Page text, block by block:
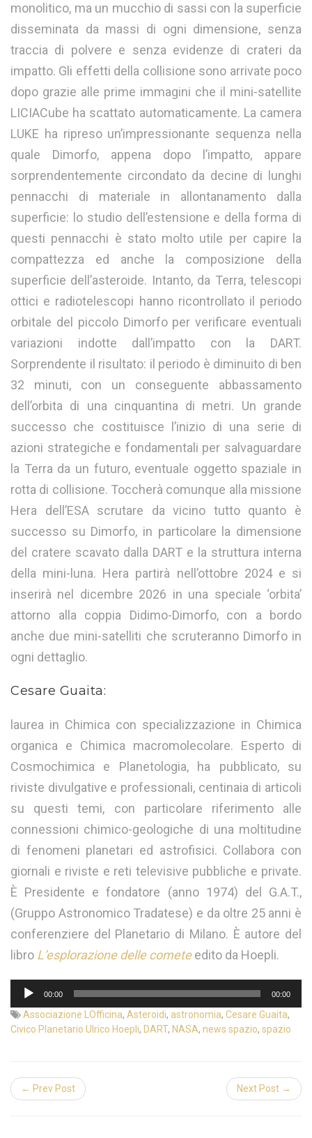
monolitico, ma un mucchio di sassi con la superficie
disseminata da massi di ogni dimensione, senza
traccia di polvere e senza evidenze di crateri da
impatto. Gli effetti della collisione sono arrivate poco
dopo grazie alle prime immagini che il mini-satellite
LICIACube ha scattato automaticamente. La camera
LUKE ha ripreso un’impressionante sequenza nella
quale Dimorfo, appena dopo l’impatto, appare
sorprendentemente circondato da decine di lunghi
pennacchi di materiale in allontanamento dalla
superficie: lo studio dell’estensione e della forma di
questi pennacchi è stato molto utile per capire la
compattezza ed anche la composizione della
superficie dell’asteroide. Intanto, da Terra, telescopi
ottici e radiotelescopi hanno ricontrollato il periodo
orbitale del piccolo Dimorfo per verificare eventuali
variazioni indotte dall’impatto con la DART.
Sorprendente il risultato: il periodo è diminuito di ben
32 minuti, con un conseguente abbassamento
dell’orbita di una cinquantina di metri. Un grande
successo che costituisce l’inizio di una serie di
azioni strategiche e fondamentali per salvaguardare
la Terra da un futuro, eventuale oggetto spaziale in
rotta di collisione. Toccherà comunque alla missione
Hera dell’ESA scrutare da vicino tutto quanto è
successo su Dimorfo, in particolare la dimensione
del cratere scavato dalla DART e la struttura interna
della mini-luna. Hera partirà nell’ottobre 2024 e si
inserirà nel dicembre 2026 in una speciale ‘orbita’
attorno alla coppia Didimo-Dimorfo, con a bordo
anche due mini-satelliti che scruteranno Dimorfo in
ogni dettaglio.
Cesare Guaita:
laurea in Chimica con specializzazione in Chimica
organica e Chimica macromolecolare. Esperto di
Cosmochimica e Planetologia, ha pubblicato, su
riviste divulgative e professionali, centinaia di articoli
su questi temi, con particolare riferimento alle
connessioni chimico-geologiche di una moltitudine
di fenomeni planetari ed astrofisici. Collabora con
giornali e riviste e reti televisive pubbliche e private.
È Presidente e fondatore (anno 1974) del G.A.T.,
(Gruppo Astronomico Tradatese) e da oltre 25 anni è
conferenziere del Planetario di Milano. È autore del
libro L’esplorazione delle cometeedito da Hoepli.
Audio
Player
00:00 00:00
Associazione LOfficina, Asteroidi, astronomia, Cesare Guaita,
Civico Planetario Ulrico Hoepli, DART, NASA, news spazio, spazio
← Prev Post Next Post →